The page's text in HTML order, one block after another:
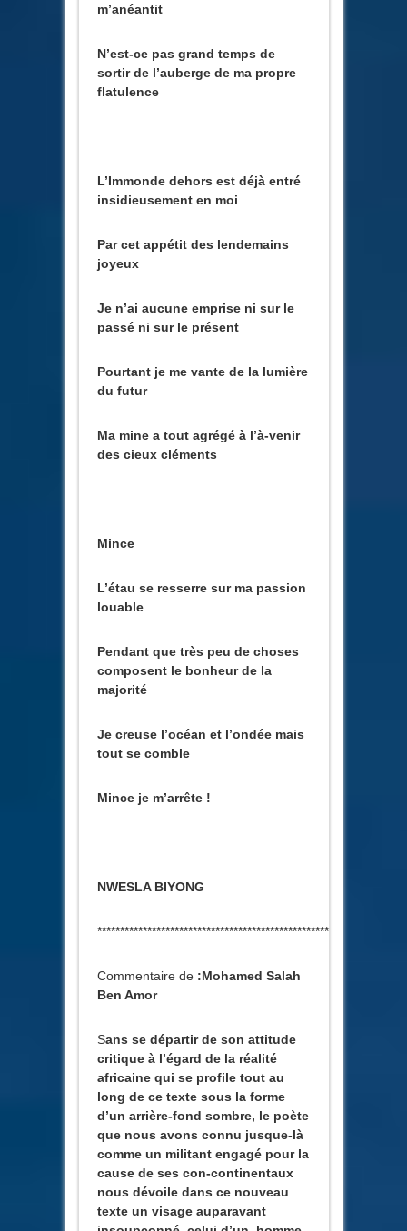
m’anéantit
N’est-ce pas grand temps de
sortir de l’auberge de ma propre
flatulence
L’Immonde dehors est déjà entré
insidieusement en moi
Par cet appétit des lendemains
joyeux
Je n’ai aucune emprise ni sur le
passé ni sur le présent
Pourtant je me vante de la lumière
du futur
Ma mine a tout agrégé à l’à-venir
des cieux cléments
Mince
L’étau se resserre sur ma passion
louable
Pendant que très peu de choses
composent le bonheur de la
majorité
Je creuse l’océan et l’ondée mais
tout se comble
Mince je m’arrête !
NWESLA BIYONG
***************************************************
Commentaire de:Mohamed Salah
Ben Amor
Sans se départir de son attitude
critique à l’égard de la réalité
africaine qui se profile tout au
long de ce texte sous la forme
d’un arrière-fond sombre, le poète
que nous avons connu jusque-là
comme un militant engagé pour la
cause de ses con-continentaux
nous dévoile dans ce nouveau
texte un visage auparavant